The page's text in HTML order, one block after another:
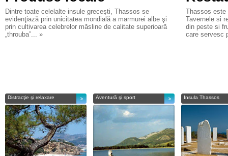
Dintre toate celelalte insule greceşti, Thassos se
evidenţiază prin unicitatea mondială a marmurei albe şi
prin cultivarea celebrelor măsline de calitate superioară
„throuba”... »
Thassos este
Tavernele si
din peste si
care servesc
Distracţie şi relaxare Aventură şi sport Insula Thassos